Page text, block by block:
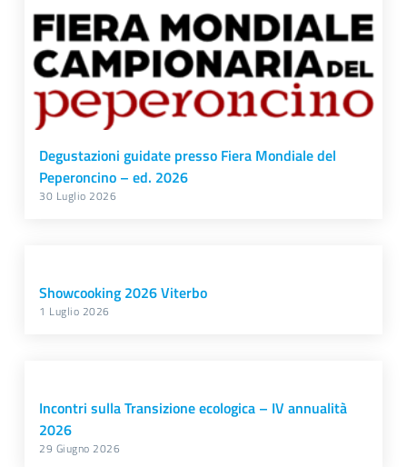
Degustazioni guidate presso Fiera Mondiale del
Peperoncino – ed. 2026
30 Luglio 2026
Showcooking 2026 Viterbo
1 Luglio 2026
Incontri sulla Transizione ecologica – IV annualità
2026
29 Giugno 2026